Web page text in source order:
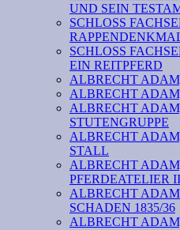
UND SEIN
SCHLOSS
SCHLOSS
EIN REITPFERD
ALBRECHT
ALBRECHT
ALBRECHT
STUTENGRUPPE
ALBRECHT
STALL
ALBRECHT
PFERDEATELIER II
ALBRECHT
SCHADEN 1835/36
ALBRECHT